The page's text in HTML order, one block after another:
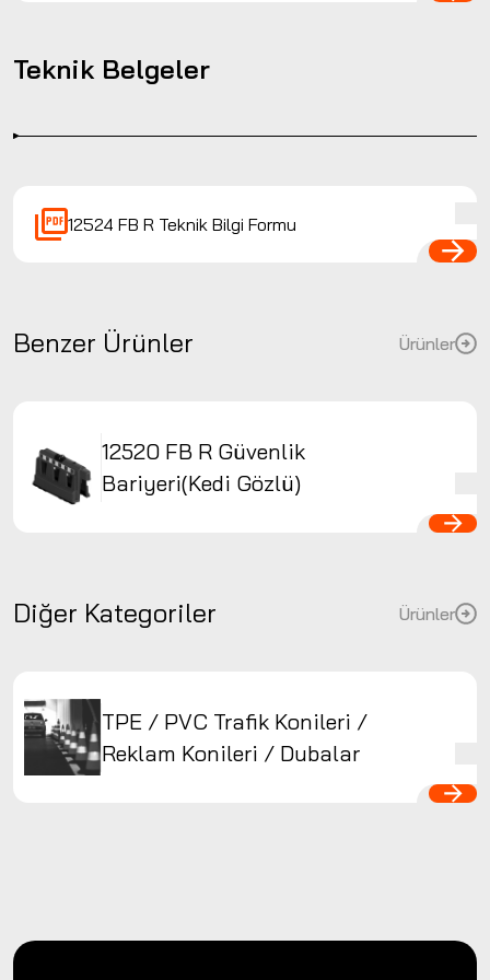
Teknik Belgeler
12524 FB R Teknik Bilgi Formu
Benzer Ürünler Ürünler
12520 FB R Güvenlik
Bariyeri(Kedi Gözlü)
Diğer Kategoriler Ürünler
TPE / PVC Trafik Konileri /
Reklam Konileri / Dubalar